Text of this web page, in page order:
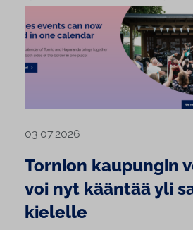
03.07.2026
Tornion kaupungin
voi nyt kääntää yli
kielelle